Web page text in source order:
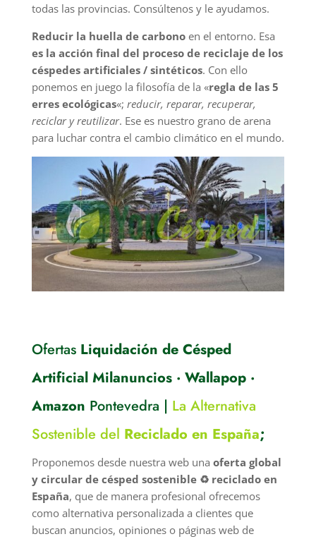
todas las provincias. Consúltenos y le ayudamos.
Reducir la huella de carbonoen el entorno. Esa
es la acción final del proceso de reciclaje de los
céspedes artificiales / sintéticos. Con ello
ponemos en juego la filosofía de la «regla de las 5
erres ecológicas«; reducir, reparar, recuperar,
reciclar y reutilizar. Ese es nuestro grano de arena
para luchar contra el cambio climático en el mundo.
Ofertas Liquidación de Césped
Artificial Milanuncios · Wallapop ·
Amazon Pontevedra | La Alternativa
Sostenible del Reciclado en España;
Proponemos desde nuestra web una oferta global
y circular de césped sostenible ♻️ reciclado en
España, que de manera profesional ofrecemos
como alternativa personalizada a clientes que
buscan anuncios, opiniones o páginas web de